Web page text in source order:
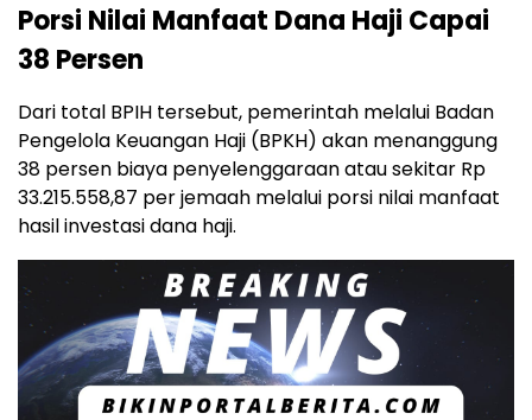
Porsi Nilai Manfaat Dana Haji Capai
38 Persen
Dari total BPIH tersebut, pemerintah melalui Badan
Pengelola Keuangan Haji (BPKH) akan menanggung
38 persen biaya penyelenggaraan atau sekitar Rp
33.215.558,87 per jemaah melalui porsi nilai manfaat
hasil investasi dana haji.